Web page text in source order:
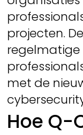
projecten.
regelmatige
met de
Hoe Q-